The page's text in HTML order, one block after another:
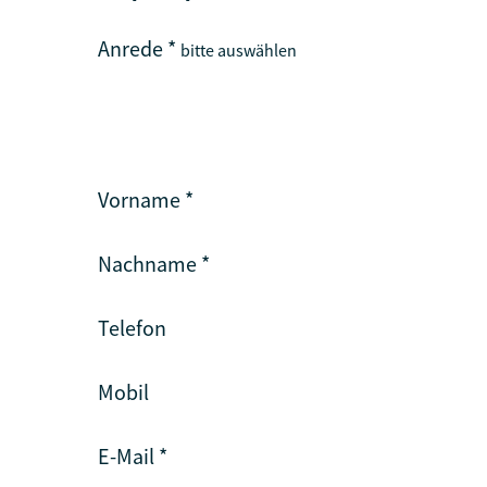
Anrede * bitte auswählen
Vorname *
Nachname *
Telefon
Mobil
E-Mail *